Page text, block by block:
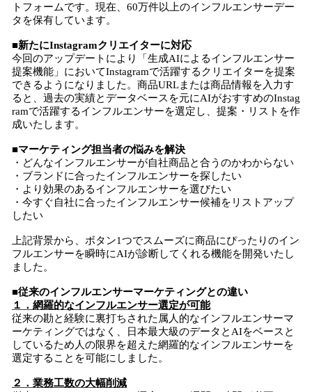
トフォームです。現在、60万件以上のインフルエンサーデー
タを保有しています。
■新たにInstagramクリエイターに対応
今回のアップデートにより「生成AIによるインフルエンサー
提案機能」においてInstagramで活躍するクリエイターを提案
できるようになりました。商品URLまたは商品情報を入力す
ると、過去の実績とデータベースを元にAIがおすすめのInstag
ramで活躍するインフルエンサーを選定し、提案・リストを作
成いたします。
■マーケティング担当者の悩みを解決
・どんなインフルエンサーが自社商品と合うのかわからない
・ブランドに合ったインフルエンサーを探したい
・より効果のあるインフルエンサーを選びたい
・今すぐ自社に合ったインフルエンサー候補をリストアップ
したい
上記背景から、ボタン1つでスムーズに商品にぴったりのイン
フルエンサーを瞬時にAIが診断してくれる機能を開発いたし
ました。
■従来のインフルエンサーマーケティングとの違い
１．網羅的なインフルエンサー選定が可能
従来の勘と経験に裏打ちされた属人的なインフルエンサーマ
ーケティングではなく、日本最大級のデータとAIをベースと
しているため人の限界を超えた網羅的なインフルエンサーを
選定することを可能にしました。
２．業務工数の大幅削減